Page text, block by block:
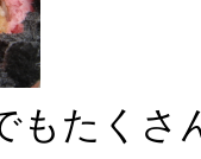
もたくさ